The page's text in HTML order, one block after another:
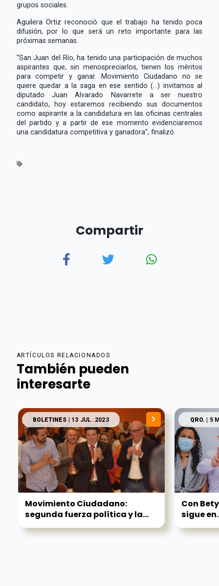
grupos sociales.
Aguilera Ortiz reconoció que el trabajo ha tenido poca
difusión, por lo que será un reto importante para las
próximas semanas.
"San Juan del Río, ha tenido una participación de muchos
aspirantes que, sin menospreciarlos, tienen los méritos
para competir y ganar. Movimiento Ciudadano no se
quiere quedar a la saga en ese sentido (...) invitamos al
diputado Juan Alvarado Navarrete a ser nuestro
candidato, hoy estaremos recibiendo sus documentos
como aspirante a la candidatura en las oficinas centrales
del partido y a partir de ese momento evidenciaremos
una candidatura competitiva y ganadora", finalizó.
Compartir
ARTÍCULOS RELACIONADOS
También pueden
interesarte
BOLETINES | 13 JUL. 2023
Movimiento Ciudadano:
segunda fuerza política y la...
QRO. | 5
Con
sigue